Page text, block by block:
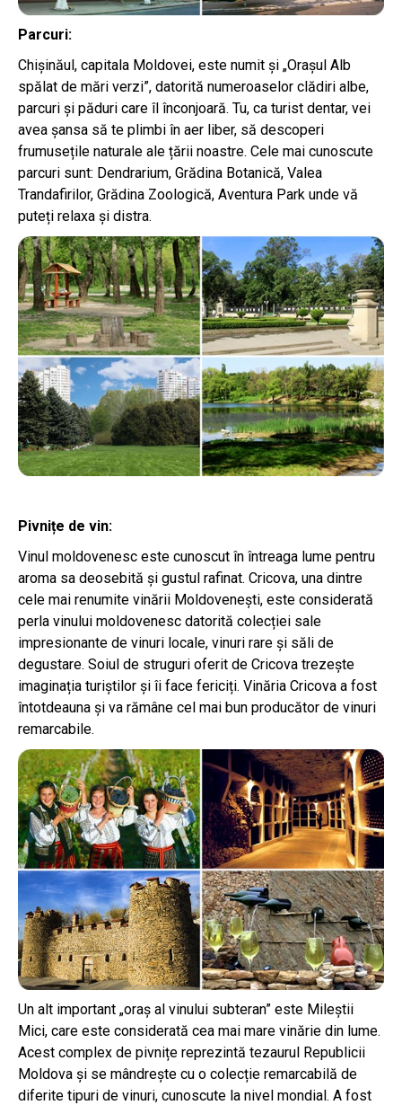
Parcuri:
Chișinăul, capitala Moldovei, este numit și „Orașul Alb
spălat de mări verzi”, datorită numeroaselor clădiri albe,
parcuri și păduri care îl înconjoară. Tu, ca turist dentar, vei
avea șansa să te plimbi în aer liber, să descoperi
frumusețile naturale ale țării noastre. Cele mai cunoscute
parcuri sunt: Dendrarium, Grădina Botanică, Valea
Trandafirilor, Grădina Zoologică, Aventura Park unde vă
puteți relaxa și distra.
Pivnițe de vin:
Vinul moldovenesc este cunoscut în întreaga lume pentru
aroma sa deosebită și gustul rafinat. Cricova, una dintre
cele mai renumite vinării Moldovenești, este considerată
perla vinului moldovenesc datorită colecției sale
impresionante de vinuri locale, vinuri rare și săli de
degustare. Soiul de struguri oferit de Cricova trezește
imaginația turiștilor și îi face fericiți. Vinăria Cricova a fost
întotdeauna și va rămâne cel mai bun producător de vinuri
remarcabile.
Un alt important „oraș al vinului subteran” este Mileștii
Mici, care este considerată cea mai mare vinărie din lume.
Acest complex de pivnițe reprezintă tezaurul Republicii
Moldova și se mândrește cu o colecție remarcabilă de
diferite tipuri de vinuri, cunoscute la nivel mondial. A fost